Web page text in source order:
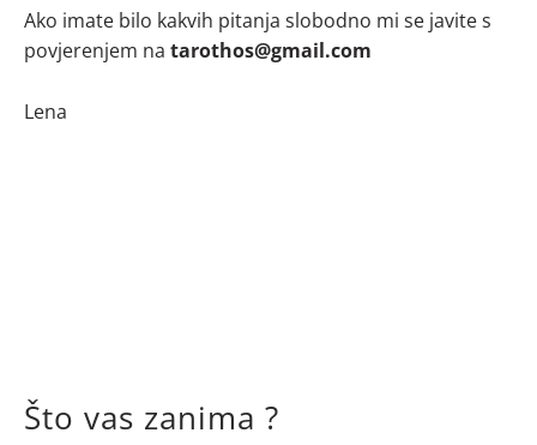
Ako imate bilo kakvih pitanja slobodno mi se javite s
povjerenjem na tarothos@gmail.com
Lena
Što vas zanima ?